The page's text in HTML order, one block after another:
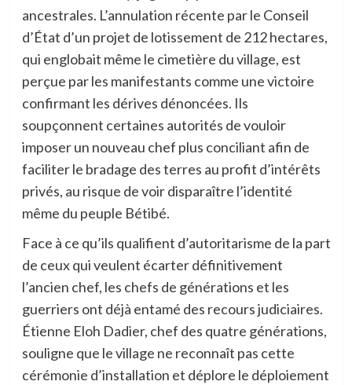
ancestrales. L’annulation récente par le Conseil
d’État d’un projet de lotissement de 212 hectares,
qui englobait même le cimetière du village, est
perçue par les manifestants comme une victoire
confirmant les dérives dénoncées. Ils
soupçonnent certaines autorités de vouloir
imposer un nouveau chef plus conciliant afin de
faciliter le bradage des terres au profit d’intérêts
privés, au risque de voir disparaître l’identité
même du peuple Bétibé.
Face à ce qu’ils qualifient d’autoritarisme de la part
de ceux qui veulent écarter définitivement
l’ancien chef, les chefs de générations et les
guerriers ont déjà entamé des recours judiciaires.
Étienne Eloh Dadier, chef des quatre générations,
souligne que le village ne reconnaît pas cette
cérémonie d’installation et déplore le déploiement